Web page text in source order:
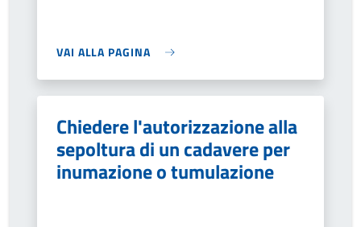
VAI ALLA PAGINA
Chiedere l'autorizzazione alla
sepoltura di un cadavere per
inumazione o tumulazione